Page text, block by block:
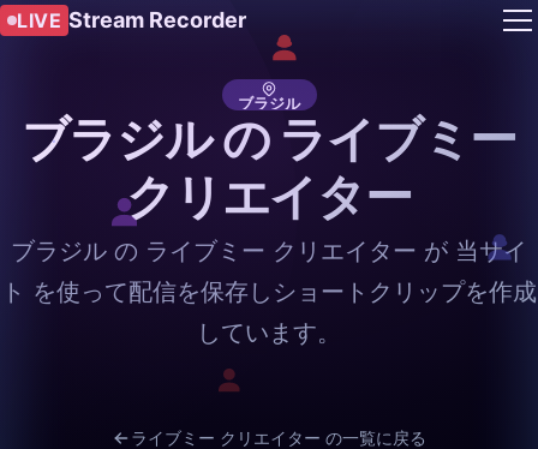
LIVE Stream Recorder
ブラジル
ブラジル の ライブミー
クリエイター
ブラジル の ライブミー クリエイター が 当サイ
ト を使って配信を保存しショートクリップを作成
しています。
ライブミー クリエイター の一覧に戻る